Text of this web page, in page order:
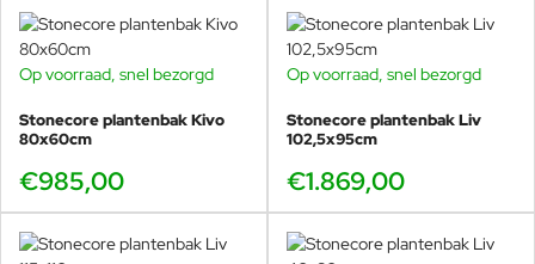
Op voorraad, snel bezorgd
Stonecore plantenbak Kivo
80x60cm
€985,00
Op voorraad, snel bezorgd
Stonecore plantenbak Liv
102,5x95cm
€1.869,00